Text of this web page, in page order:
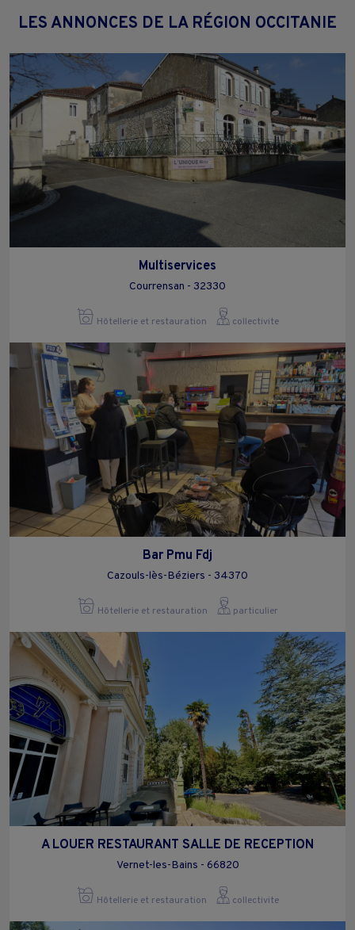
LES ANNONCES DE LA RÉGION OCCITANIE
Multiservices
Courrensan - 32330
Hôtellerie et restauration collectivite
Bar Pmu Fdj
Cazouls-lès-Béziers - 34370
Hôtellerie et restauration particulier
A LOUER RESTAURANT SALLE DE RECEPTION
Vernet-les-Bains - 66820
Hôtellerie et restauration collectivite